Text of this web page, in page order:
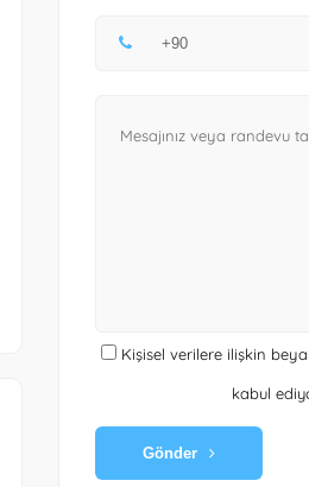
Kişisel verilere ilişkin
kabul
Gönder